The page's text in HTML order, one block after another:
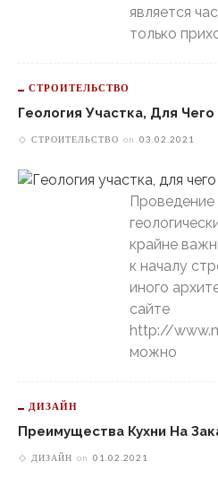
является
только
СТРОИТЕЛЬСТВО
Геология Участка, Для
СТРОИТЕЛЬСТВО on 03.02.2021
крайне
к началу
иного
сайте
http://
можно
ДИЗАЙН
Преимущества Кухни На
ДИЗАЙН on 01.02.2021